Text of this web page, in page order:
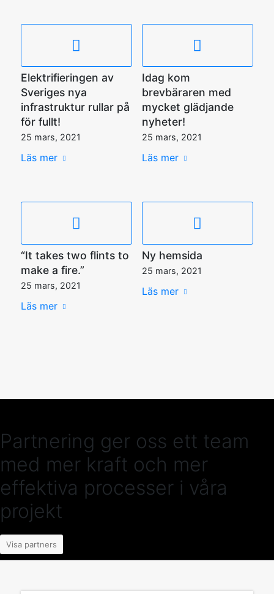
Elektrifieringen av
Sveriges nya
infrastruktur rullar på
för fullt!
25 mars, 2021
Läs mer
Idag kom
brevbäraren med
mycket glädjande
nyheter!
25 mars, 2021
Läs mer
“It takes two flints to
make a fire.”
25 mars, 2021
Läs mer
Ny hemsida
25 mars, 2021
Läs mer
Partnering ger oss ett team
med mer kraft och mer
effektiva processer i våra
projekt
Visa partners